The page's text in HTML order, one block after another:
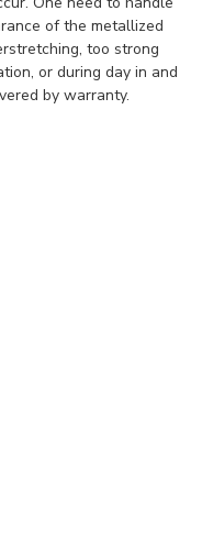
of the metallized
too strong
or during day in and
by warranty.